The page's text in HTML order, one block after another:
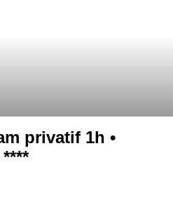
privatif 1h •